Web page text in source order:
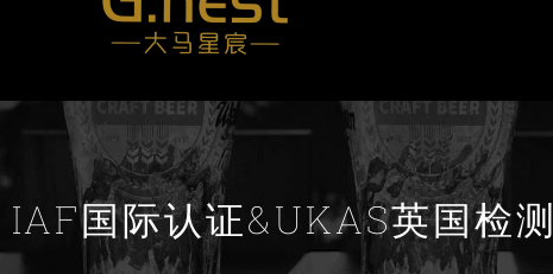
IAF国际认证&UKAS英国检测